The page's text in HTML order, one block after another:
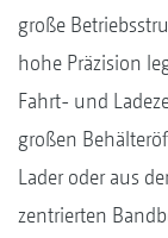
große
hohe Präzision
Fahrt- und
großen
Lader oder aus
zentrierten